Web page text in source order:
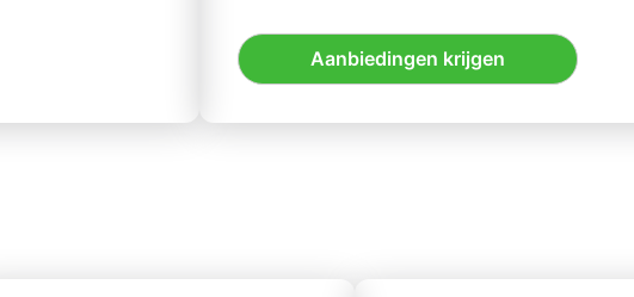
Aanbiedingen krijgen